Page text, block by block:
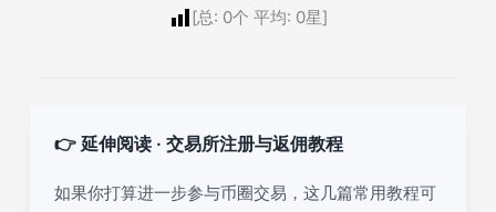
[总: 0个 平均: 0星]
👉 延伸阅读 · 交易所注册与返佣教程
如果你打算进一步参与币圈交易，这几篇常用教程可